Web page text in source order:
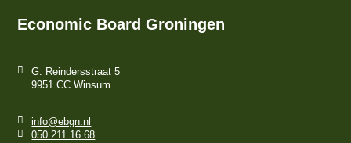
Economic Board Groningen
G. Reindersstraat 5
9951 CC Winsum
info@ebgn.nl
050 211 16 68